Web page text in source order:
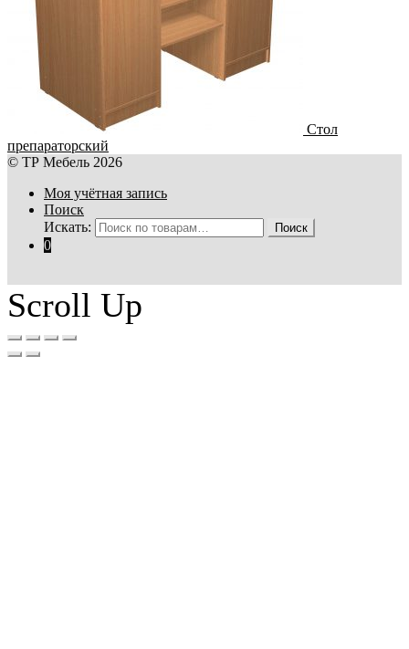
Стол
препараторский
© ТР Мебель 2026
Моя учётная запись
Поиск
Искать:
Поиск
0
Scroll Up